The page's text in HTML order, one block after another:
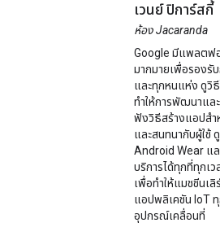
เวนย์ ปิการ์สกี้
ห้อง Jacaranda
Google มีแพลตฟ
มากมายเพื่อรองรั
และทุกหนแห่ง ดูวิ
ทำให้การพัฒนาแล
ฟังวิธีสร้างแอปส
และสนทนากับผู้ใช้
Android Wear แล
บริการได้ทุกที่ทุกเ
เพื่อทำให้แมชชีนเลิ
แอปพลิเคชัน IoT
อุปกรณ์เคลื่อนที่